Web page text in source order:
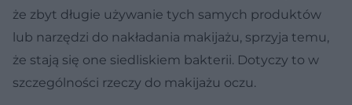
że zbyt długie używanie tych samych produktów
lub narzędzi do nakładania makijażu, sprzyja temu,
że stają się one siedliskiem bakterii. Dotyczy to w
szczególności rzeczy do makijażu oczu.